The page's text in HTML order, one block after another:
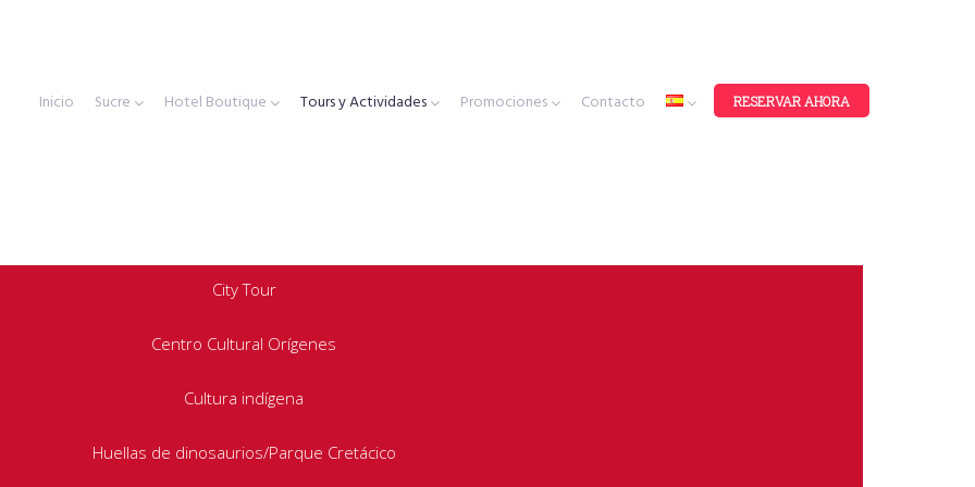
Inicio Sucre Hotel Boutique Tours y Actividades Promociones Contacto RESERVAR AHORA
City Tour
Centro Cultural Orígenes
Cultura indígena
Huellas de dinosaurios/Parque Cretácico